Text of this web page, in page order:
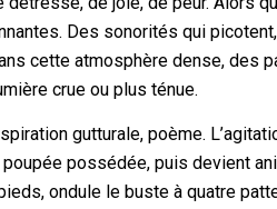
Des sonorités qui
cette atmosphère dense, des
crue ou plus ténue.
gutturale, poème.
possédée, puis devient
ondule le buste à quatre